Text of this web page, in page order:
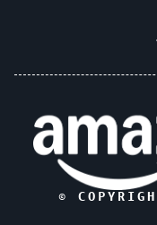
©